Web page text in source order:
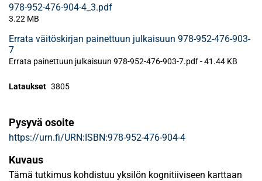
978-952-476-904-4_3.pdf
3.22 MB
Errata väitöskirjan painettuun julkaisuun 978-952-476-903-
7
Errata painettuun julkaisuun 978-952-476-903-7.pdf -41.44 KB
Lataukset 3805
Pysyvä osoite
https://urn.fi/URN:ISBN:978-952-476-904-4
Kuvaus
Tämä tutkimus kohdistuu yksilön kognitiiviseen karttaan